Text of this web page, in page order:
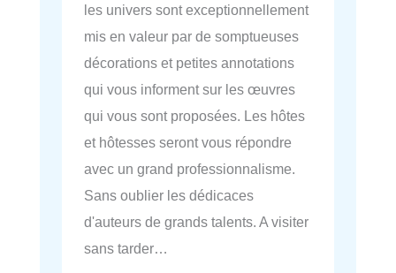
les univers sont exceptionnellement
mis en valeur par de somptueuses
décorations et petites annotations
qui vous informent sur les œuvres
qui vous sont proposées. Les hôtes
et hôtesses seront vous répondre
avec un grand professionnalisme.
Sans oublier les dédicaces
d'auteurs de grands talents. A visiter
sans tarder…